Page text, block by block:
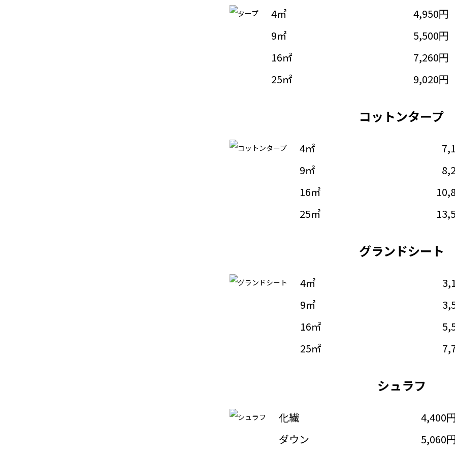
4㎡
4,950円
9㎡
5,500円
16㎡
7,260円
25㎡
9,020円
コットンタープ
4㎡
9㎡
16㎡
25㎡
グランドシート
4㎡
9㎡
16㎡
25㎡
シュラフ
化繊
4,400円
ダウン
5,060円